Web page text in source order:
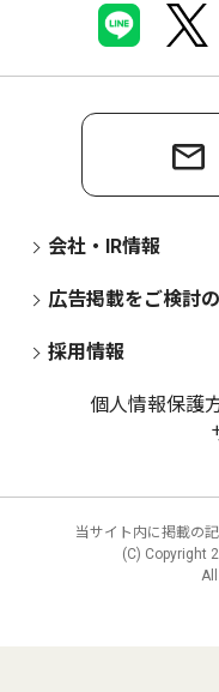
会社・IR情報
広告掲載をご検討
採用情報
個人情報保護
当サイト内に掲載の
(C) Copyright